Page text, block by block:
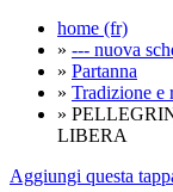
home (fr)
» --- nuova
» Partanna
» Tradizione e
»
LIBERA
Aggiungi questa